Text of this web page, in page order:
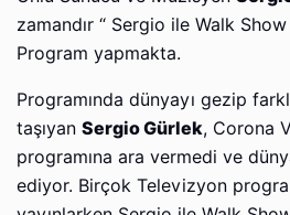
zamandır “ Sergio ile Walk
Program yapmakta.
Programında dünyayı gezip
taşıyan Sergio Gürlek, Corona
programına ara vermedi ve
ediyor. Birçok Televizyon